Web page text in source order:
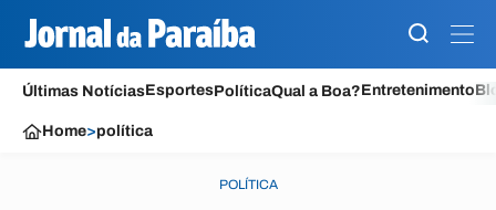
Últimas NotíciasEsportesPolíticaQual a Boa?Entretenimento
Home>política
POLÍTICA